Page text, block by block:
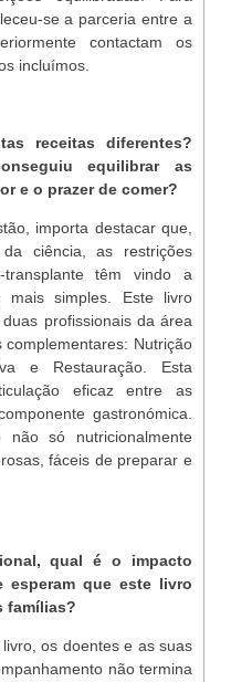
se a parceria entre a
contactam os
incluímos.
receitas diferentes?
equilibrar as
e o prazer de comer?
importa destacar que,
ciência, as restrições
têm vindo a
mais simples. Este livro
profissionais da área
Nutrição
e Restauração. Esta
eficaz entre as
gastronómica.
não só nutricionalmente
fáceis de preparar e
qual é o impacto
esperam que este livro
famílias?
os doentes e as suas
não termina